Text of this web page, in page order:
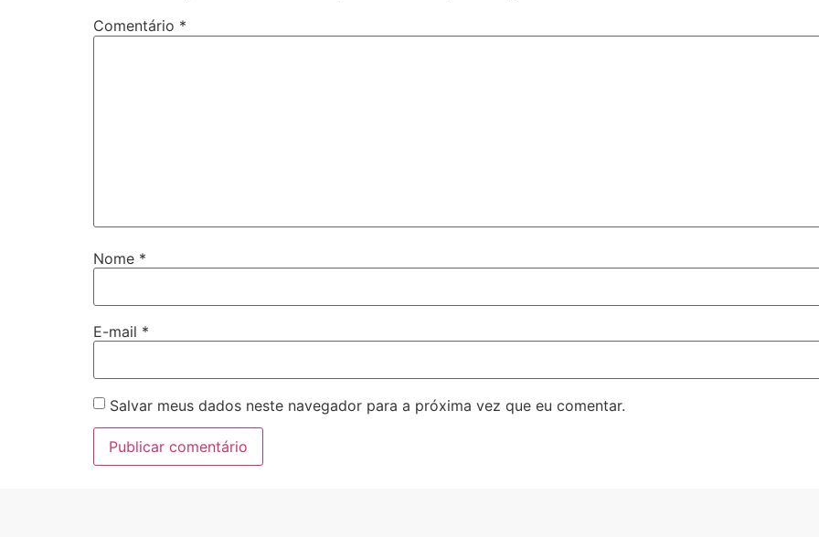
Comentário *
Nome *
E-mail *
Salvar meus dados neste navegador para a próxima vez que eu comentar.